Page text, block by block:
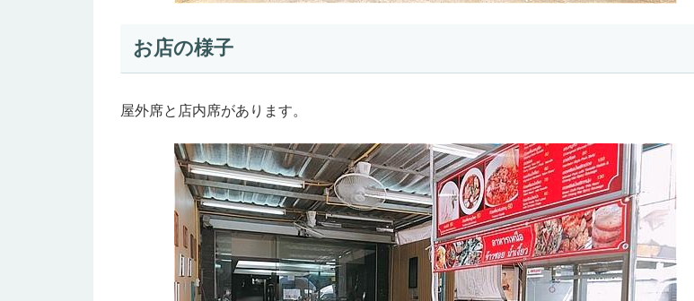
お店の様子
屋外席と店内席があります。